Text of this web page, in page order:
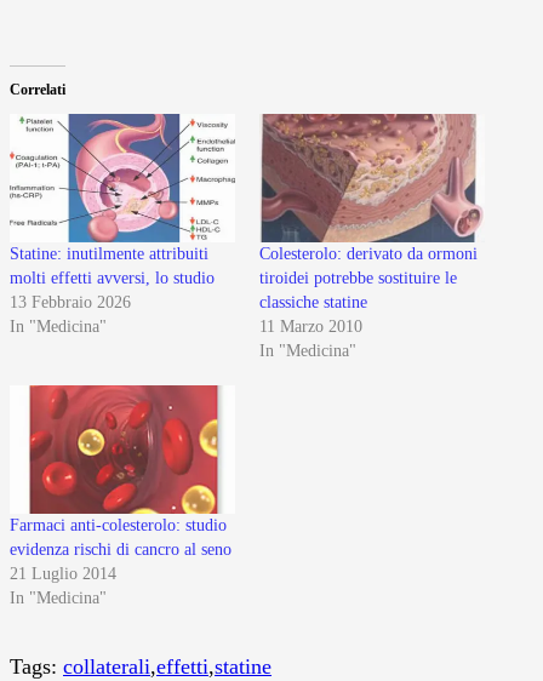
Correlati
Statine: inutilmente attribuiti
molti effetti avversi, lo studio
13 Febbraio 2026
In "Medicina"
Colesterolo: derivato da ormoni
tiroidei potrebbe sostituire le
classiche statine
11 Marzo 2010
In "Medicina"
Farmaci anti-colesterolo: studio
evidenza rischi di cancro al seno
21 Luglio 2014
In "Medicina"
Tags: collaterali,effetti,statine